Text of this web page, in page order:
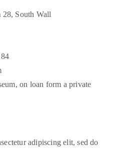
South Wall
on loan form a private
adipiscing elit, sed do